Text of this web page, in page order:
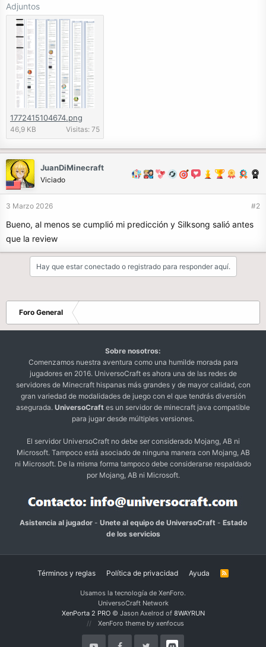
Adjuntos
1772415104674.png
46,9 KB Visitas: 75
JuanDiMinecraft
Viciado
3 Marzo 2026 #2
Bueno, al menos se cumplió mi predicción y Silksong salió antes
que la review
Hay que estar conectado o registrado para responder aquí.
Foro General
Sobre nosotros:
Comenzamos nuestra aventura como una humilde morada para
jugadores en 2016. UniversoCraft es ahora una de las redes de
servidores de Minecraft hispanas más grandes y de mayor calidad, con
gran variedad de modalidades de juego con el que tendrás diversión
asegurada. UniversoCraft es un servidor de minecraft java compatible
para jugar desde múltiples versiones.
El servidor UniversoCraft no debe ser considerado Mojang, AB ni
Microsoft. Tampoco está asociado de ninguna manera con Mojang, AB
ni Microsoft. De la misma forma tampoco debe considerarse respaldado
por Mojang, AB ni Microsoft.
Asistencia al jugador- Unete al equipo de UniversoCraft- Estado
de los servicios
Términos y reglas Política de privacidad Ayuda
R
Usamos la tecnología de XenForo.
UniversoCraft Network
XenPorta 2 PRO© Jason Axelrod of 8WAYRUN
XenForo theme by xenfocus